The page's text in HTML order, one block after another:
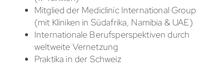
Mitglied der Mediclinic International Group
(mit Kliniken in Südafrika, Namibia & UAE)
Internationale Berufsperspektiven durch
weltweite Vernetzung
Praktika in der Schweiz